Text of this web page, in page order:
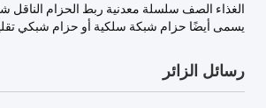
يسمى أيضًا حزام شبكة سلكية أو حزام شبكي
رسائل الزائر